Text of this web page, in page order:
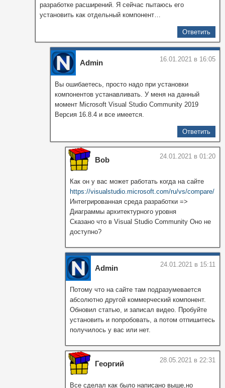
разработке расширений. Я сейчас пытаюсь его
установить как отдельный компонент…
Ответить
Admin 16.01.2021 в 16:05
Вы ошибаетесь, просто надо при установки
компонентов устанавливать. У меня на данный
момент Microsoft Visual Studio Community 2019
Версия 16.8.4 и все имеется.
Ответить
Bob 24.01.2021 в 01:20
Как он у вас может работать когда на сайте
https://visualstudio.microsoft.com/ru/vs/compare/
Интегрированная среда разработки =>
Диаграммы архитектурного уровня
Сказано что в Visual Studio Community Оно не
доступно?
Admin 24.01.2021 в 15:11
Потому что на сайте там подразумевается
абсолютно другой коммерческий компонент.
Обновил статью, и записал видео. Пробуйте
установить и попробовать, а потом отпишитесь
получилось у вас или нет.
Георгий 28.05.2021 в 22:31
Все сделал как было написано выше,но